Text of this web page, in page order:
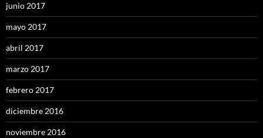
junio 2017
mayo 2017
abril 2017
marzo 2017
febrero 2017
diciembre 2016
noviembre 2016